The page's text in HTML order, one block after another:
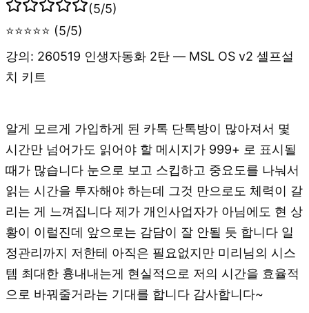
(5/5)
⭐⭐⭐⭐⭐ (5/5)
강의: 260519 인생자동화 2탄 — MSL OS v2 셀프설
치 키트
알게 모르게 가입하게 된 카톡 단톡방이 많아져서 몇
시간만 넘어가도 읽어야 할 메시지가 999+ 로 표시될
때가 많습니다 눈으로 보고 스킵하고 중요도를 나눠서
읽는 시간을 투자해야 하는데 그것 만으로도 체력이 갈
리는 게 느껴집니다 제가 개인사업자가 아님에도 현 상
황이 이럴진데 앞으로는 감담이 잘 안될 듯 합니다 일
정관리까지 저한테 아직은 필요없지만 미리님의 시스
템 최대한 흉내내는게 현실적으로 저의 시간을 효율적
으로 바꿔줄거라는 기대를 합니다 감사합니다~